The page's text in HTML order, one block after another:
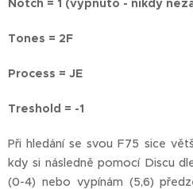
Notch = 1 (vypnuto - nikdy
Tones = 2F
Process = JE
Treshold = -1
Při hledání se svou F75 sice
kdy si následně pomocí Discu
(0-4) nebo vypínám (5,6)